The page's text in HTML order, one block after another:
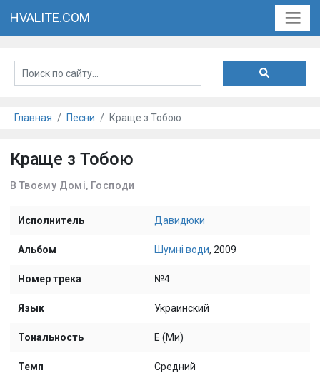
HVALITE.COM
Главная Песни Краще з Тобою
Краще з Тобою
В Твоєму Домі, Господи
Исполнитель Давидюки
Альбом Шумні води, 2009
Номер трека №4
Язык Украинский
Тональность E (Ми)
Темп Средний